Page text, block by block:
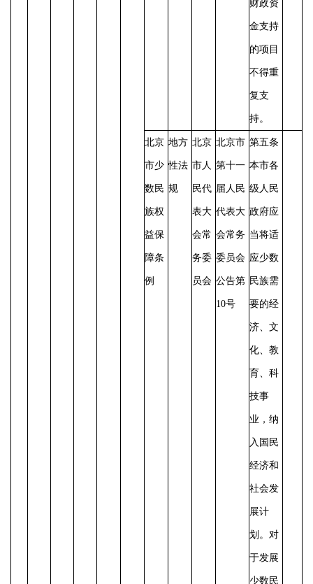
财政资
金支持
的项目
不得重
复支
持。
北京
市少
数民
族权
益保
障条
例
地方
性法
规
北京
市人
民代
表大
会常
务委
员会
北京市
第十一
届人民
代表大
会常务
委员会
公告第
10号
第五条
本市各
级人民
政府应
当将适
应少数
民族需
要的经
济、文
化、教
育、科
技事
业，纳
入国民
经济和
社会发
展计
划。对
于发展
少数民